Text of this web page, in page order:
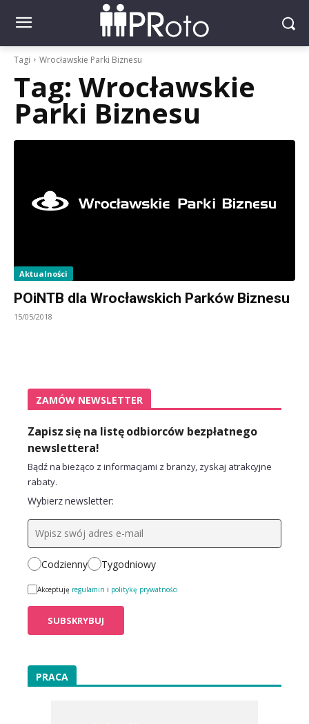
Tagi Wrocławskie Parki Biznesu
Tag: Wrocławskie
Parki Biznesu
Aktualności
POiNTB dla Wrocławskich Parków Biznesu
15/05/2018
ZAMÓW NEWSLETTER
Zapisz się na listę odbiorców bezpłatnego
newslettera!
Bądź na bieżąco z informacjami z branży, zyskaj atrakcyjne
rabaty.
Wybierz newsletter:
Codzienny Tygodniowy
Akceptuję regulamin i politykę prywatności
PRACA